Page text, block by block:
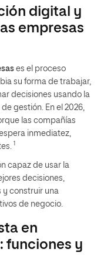
digital y
empresas
es el proceso
su forma de trabajar,
decisiones usando la
gestión. En el 2026,
las compañías
inmediatez,
1
capaz de usar la
decisiones,
construir una
de negocio.
en
funciones y